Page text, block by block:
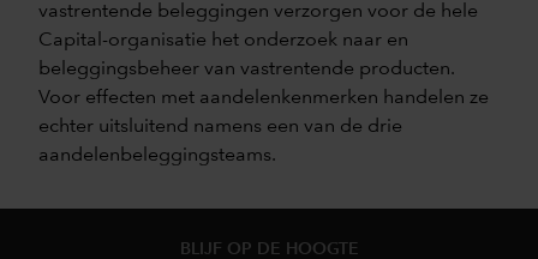
vastrentende beleggingen verzorgen voor de hele
Capital-organisatie het onderzoek naar en
beleggingsbeheer van vastrentende producten.
Voor effecten met aandelenkenmerken handelen ze
echter uitsluitend namens een van de drie
aandelenbeleggingsteams.
BLIJF OP DE HOOGTE